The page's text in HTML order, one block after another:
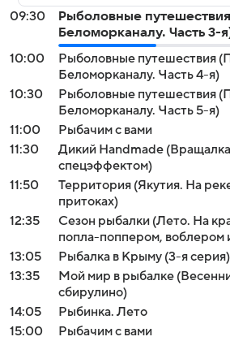
09:30
Рыболовные
Беломорканалу. Часть 3-
10:00
Рыболовные путешествия
Беломорканалу. Часть 4-я)
10:30
Рыболовные путешествия
Беломорканалу. Часть 5-я)
11:00
Рыбачим с вами
11:30
Дикий Handmade
спецэффектом)
11:50
Территория (Якутия. На
притоках)
12:35
Сезон рыбалки (Лето. На
попла-поппером, воблером
13:05
Рыбалка в Крыму (3-я серия)
13:35
Мой мир в рыбалке
сбирулино)
14:05
Рыбинка. Лето
15:00
Рыбачим с вами